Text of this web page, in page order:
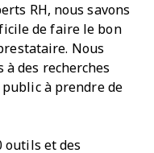
RH, nous savons
de faire le bon
Nous
à des recherches
à prendre de
outils et des